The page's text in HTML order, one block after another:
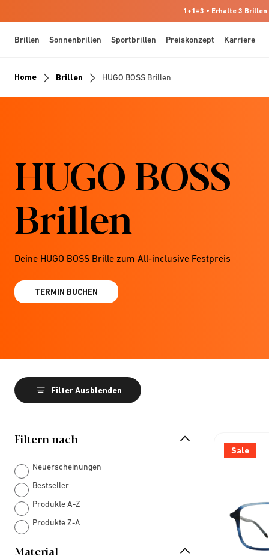
1+1=3 • Erhalte 3 Brillen
Brillen Sonnenbrillen Sportbrillen Preiskonzept Karriere
Home Brillen HUGO BOSS Brillen
HUGO BOSS
Brillen
Deine HUGO BOSS Brille zum All-inclusive Festpreis
TERMIN BUCHEN
Filter Ausblenden
Filtern nach
Neuerscheinungen
Bestseller
Produkte A-Z
Produkte Z-A
Material
Sale